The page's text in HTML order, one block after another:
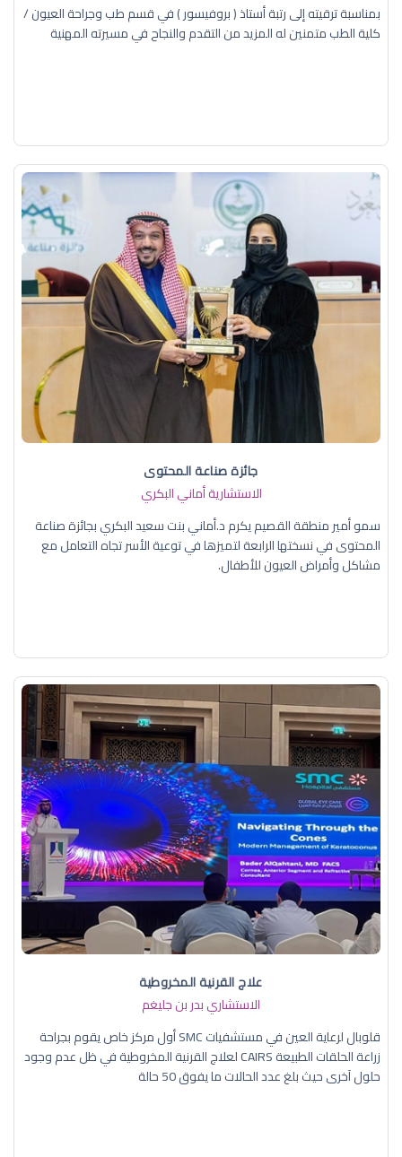
بمناسبة ترقيته إلى رتبة أستاذ ( بروفيسور ) في قسم طب وجراحة العيون /
كلية الطب متمنين له المزيد من التقدم والنجاح في مسيرته المهنية
جائزة صناعة المحتوى
الاستشارية أماني البكري
سمو أمير منطقة القصيم يكرم د.أماني بنت سعيد البكري بجائزة صناعة
المحتوى في نسختها الرابعة لتميزها في توعية الأسر تجاه التعامل مع
مشاكل وأمراض العيون للأطفال.
علاج القرنية المخروطية
الاستشاري بدر بن جليغم
قلوبال لرعاية العين في مستشفيات SMC أول مركز خاص يقوم بجراحة
زراعة الحلقات الطبيعة CAIRS لعلاج القرنية المخروطية في ظل عدم وجود
حلول آخرى حيث بلغ عدد الحالات ما يفوق 50 حالة